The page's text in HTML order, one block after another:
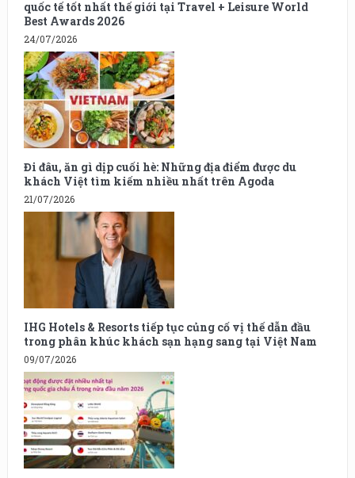
quốc tế tốt nhất thế giới tại Travel + Leisure World
Best Awards 2026
24/07/2026
Đi đâu, ăn gì dịp cuối hè: Những địa điểm được du
khách Việt tìm kiếm nhiều nhất trên Agoda
21/07/2026
IHG Hotels & Resorts tiếp tục củng cố vị thế dẫn đầu
trong phân khúc khách sạn hạng sang tại Việt Nam
09/07/2026